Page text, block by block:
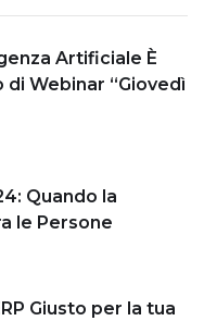
Artificiale È
di Webinar “Giovedì
Quando la
le Persone
Giusto per la tua